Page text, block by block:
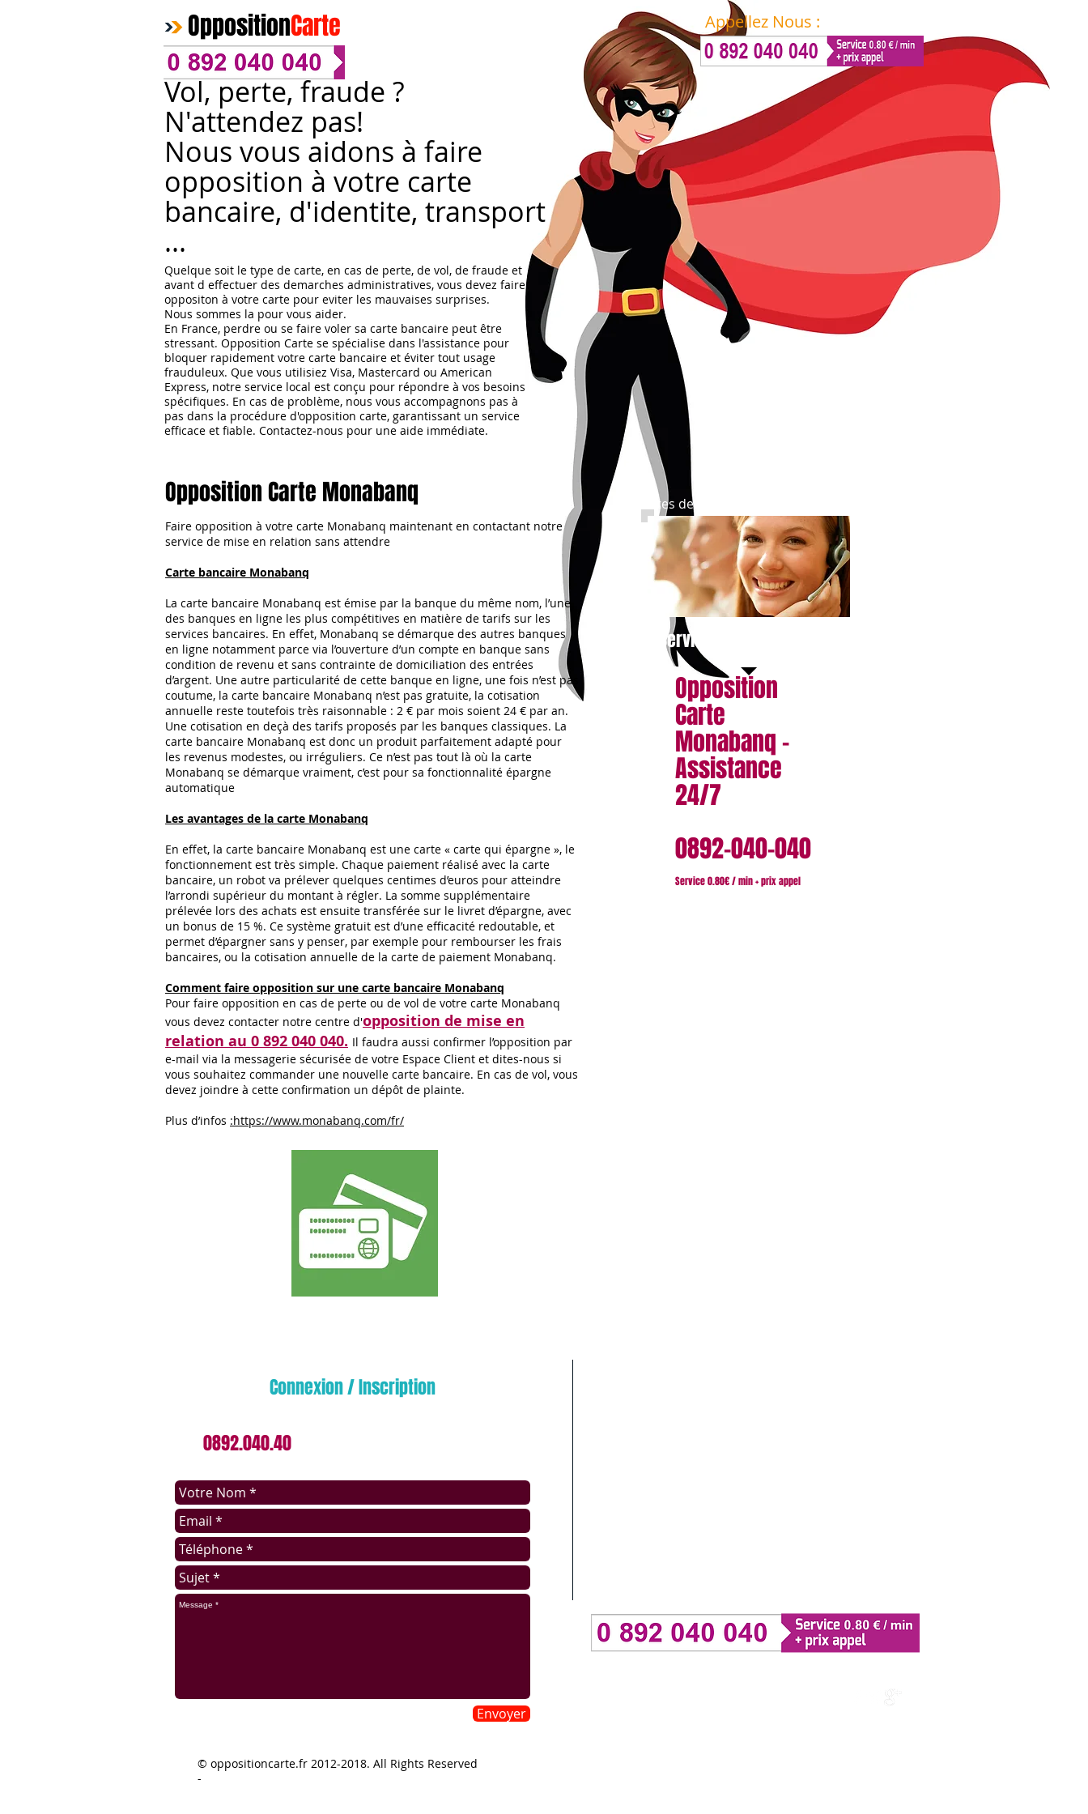
OppositionCarte
Quelque soit le type de carte, en cas de perte, de vol, de fraude et
avant d effectuer des demarches administratives, vous devez faire
oppositon à votre carte pour eviter les mauvaises surprises.
Nous sommes la pour vous aider.
En France, perdre ou se faire voler sa carte bancaire peut être
stressant. Opposition Carte se spécialise dans l'assistance pour
bloquer rapidement votre carte bancaire et éviter tout usage
frauduleux. Que vous utilisiez Visa, Mastercard ou American
Express, notre service local est conçu pour répondre à vos besoins
spécifiques. En cas de problème, nous vous accompagnons pas à
pas dans la procédure d'opposition carte, garantissant un service
efficace et fiable. Contactez-nous pour une aide immédiate.
Vol, perte, fraude ?
N'attendez pas!
Nous vous aidons à faire
opposition à votre carte
bancaire, d'identite, transport
...
Accueil Cartes Bancaires Cartes de Transport
Appellez Nous :
Opposition Carte Monabanq
Faire opposition à votre carte Monabanq maintenant en contactant notre
service de mise en relation sans attendre
Carte bancaire Monabanq
La carte bancaire Monabanq est émise par la banque du même nom, l’une
des banques en ligne les plus compétitives en matière de tarifs sur les
services bancaires. En effet, Monabanq se démarque des autres banques
en ligne notamment parce via l’ouverture d’un compte en banque sans
condition de revenu et sans contrainte de domiciliation des entrées
d’argent. Une autre particularité de cette banque en ligne, une fois n’est pas
coutume, la carte bancaire Monabanq n’est pas gratuite, la cotisation
annuelle reste toutefois très raisonnable : 2 € par mois soient 24 € par an.
Une cotisation en deçà des tarifs proposés par les banques classiques. La
carte bancaire Monabanq est donc un produit parfaitement adapté pour
les revenus modestes, ou irréguliers. Ce n’est pas tout là où la carte
Monabanq se démarque vraiment, c’est pour sa fonctionnalité épargne
automatique
Les avantages de la carte Monabanq
En effet, la carte bancaire Monabanq est une carte « carte qui épargne », le
fonctionnement est très simple. Chaque paiement réalisé avec la carte
bancaire, un robot va prélever quelques centimes d’euros pour atteindre
l’arrondi supérieur du montant à régler. La somme supplémentaire
prélevée lors des achats est ensuite transférée sur le livret d’épargne, avec
un bonus de 15 %. Ce système gratuit est d’une efficacité redoutable, et
permet d’épargner sans y penser, par exemple pour rembourser les frais
bancaires, ou la cotisation annuelle de la carte de paiement Monabanq.
Comment faire opposition sur une carte bancaire Monabanq
Pour faire opposition en cas de perte ou de vol de votre carte Monabanq
vous devez contacter notre centre d'opposition de mise en
relation au 0 892 040 040. Il faudra aussi confirmer l’opposition par
e-mail via la messagerie sécurisée de votre Espace Client et dites-nous si
vous souhaitez commander une nouvelle carte bancaire. En cas de vol, vous
devez joindre à cette confirmation un dépôt de plainte.
Plus d’infos :https://www.monabanq.com/fr/
Service disponible 24/24
Opposition
Carte
Monabanq -
Assistance
24/7
0892-040-040
Service 0.80€ / min + prix appel
0892.040.40
Connexion / Inscription
© oppositioncarte.fr 2012-2018. All Rights Reserved
-
Envoyer